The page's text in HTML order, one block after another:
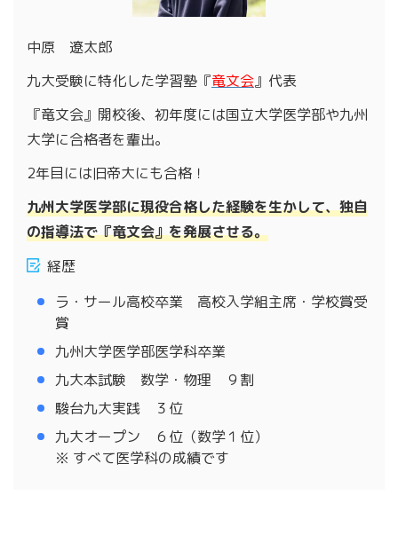
中原 遼太郎
九大受験に特化した学習塾『竜文会』代表
『竜文会』開校後、初年度には国立大学医学部や九州
大学に合格者を輩出。
2年目には旧帝大にも合格！
九州大学医学部に現役合格した経験を生かして、独自
の指導法で『竜文会』を発展させる。
経歴
ラ・サール高校卒業 高校入学組主席・学校賞受
賞
九州大学医学部医学科卒業
九大本試験 数学・物理 ９割
駿台九大実践 ３位
九大オープン ６位（数学１位）
※ すべて医学科の成績です